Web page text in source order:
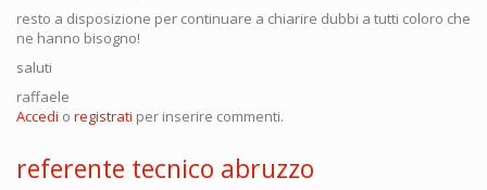
resto a disposizione per continuare a chiarire dubbi a tutti coloro che
ne hanno bisogno!
saluti
raffaele
Accedi o registrati per inserire commenti.
referente tecnico abruzzo